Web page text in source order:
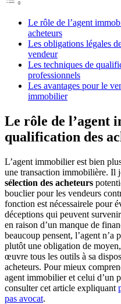
Le rôle de l’agent
acheteurs
Les obligations légales
vendeur
Les techniques de
professionnels
Les avantages pour le
immobilier
Le rôle de l’agent
qualification des
L’agent immobilier est bien
une transaction immobilière. Il
sélection des acheteurs
bouclier pour les vendeurs
fonction est nécessairele pour
déceptions qui peuvent
en raison d’un manque de
beaucoup pensent, l’agent n’a
plutôt une obligation de
œuvre tous les outils à sa
acheteurs. Pour mieux
agent immobilier et celui d’un
consulter cet article expliquant
pas avocat.